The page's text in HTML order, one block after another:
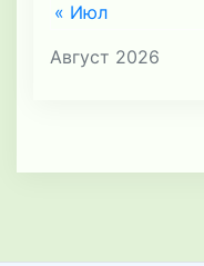
Август 2026
« Июл